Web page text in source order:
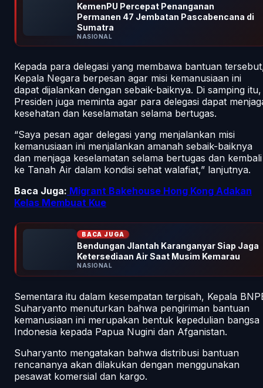
KemenPU Percepat Penanganan
Permanen 47 Jembatan Pascabencana di
Sumatra
NASIONAL
Kepada para delegasi yang membawa bantuan
Kepala Negara berpesan agar misi kemanusiaan ini
dapat dijalankan dengan sebaik-baiknya. Di samping itu,
Presiden juga meminta agar para delegasi dapat
kesehatan dan keselamatan selama bertugas.
“Saya pesan agar delegasi yang menjalankan misi
kemanusiaan ini menjalankan amanah sebaik-baiknya
dan menjaga keselamatan selama bertugas dan kembali
ke Tanah Air dalam kondisi sehat walafiat,” lanjutnya.
Baca Juga: Migrant Bakehouse Hong Kong Adakan
Kelas Membuat Kue
BACA JUGA
Bendungan Jlantah Karanganyar Siap Jaga
Ketersediaan Air Saat Musim Kemarau
NASIONAL
Sementara itu dalam kesempatan terpisah, Kepala
Suharyanto menuturkan bahwa pengiriman bantuan
kemanusiaan ini merupakan bentuk kepedulian bangsa
Indonesia kepada Papua Nugini dan Afganistan.
Suharyanto mengatakan bahwa distribusi bantuan
rencananya akan dilakukan dengan menggunakan
pesawat komersial dan kargo.